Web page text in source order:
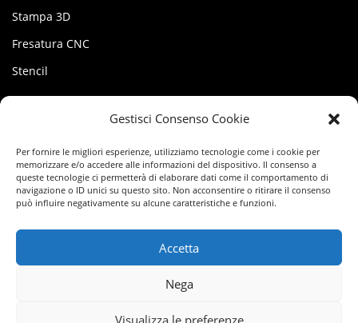
Gestisci Consenso Cookie
Per fornire le migliori esperienze, utilizziamo tecnologie come i cookie per
memorizzare e/o accedere alle informazioni del dispositivo. Il consenso a
queste tecnologie ci permetterà di elaborare dati come il comportamento di
navigazione o ID unici su questo sito. Non acconsentire o ritirare il consenso
può influire negativamente su alcune caratteristiche e funzioni.
Accetta
Nega
Visualizza le preferenze
Stampa 3D
Fresatura CNC
Stencil
MY FACTORY
Account
Termini del servizio
Privacy Policy
Cookie Policy (UE)